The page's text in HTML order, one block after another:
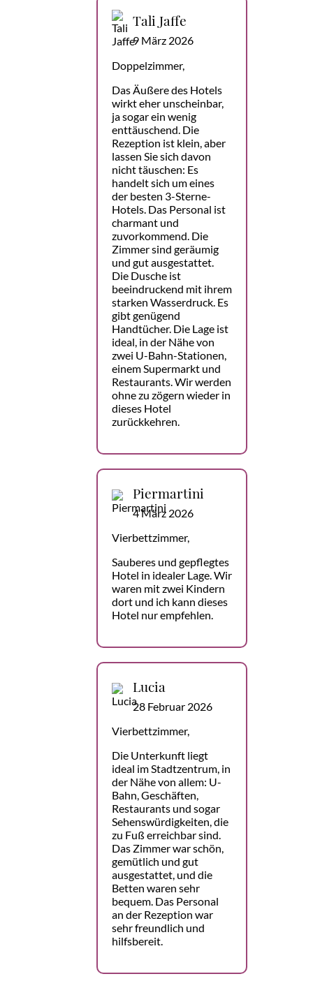
Tali Jaffe
9 März 2026
Doppelzimmer,
Das Äußere des Hotels
wirkt eher unscheinbar,
ja sogar ein wenig
enttäuschend. Die
Rezeption ist klein, aber
lassen Sie sich davon
nicht täuschen: Es
handelt sich um eines
der besten 3-Sterne-
Hotels. Das Personal ist
charmant und
zuvorkommend. Die
Zimmer sind geräumig
und gut ausgestattet.
Die Dusche ist
beeindruckend mit ihrem
starken Wasserdruck. Es
gibt genügend
Handtücher. Die Lage ist
ideal, in der Nähe von
zwei U-Bahn-Stationen,
einem Supermarkt und
Restaurants. Wir werden
ohne zu zögern wieder in
dieses Hotel
zurückkehren.
Piermartini
4 März 2026
Vierbettzimmer,
Sauberes und gepflegtes
Hotel in idealer Lage. Wir
waren mit zwei Kindern
dort und ich kann dieses
Hotel nur empfehlen.
Lucia
28 Februar 2026
Vierbettzimmer,
Die Unterkunft liegt
ideal im Stadtzentrum, in
der Nähe von allem: U-
Bahn, Geschäften,
Restaurants und sogar
Sehenswürdigkeiten, die
zu Fuß erreichbar sind.
Das Zimmer war schön,
gemütlich und gut
ausgestattet, und die
Betten waren sehr
bequem. Das Personal
an der Rezeption war
sehr freundlich und
hilfsbereit.